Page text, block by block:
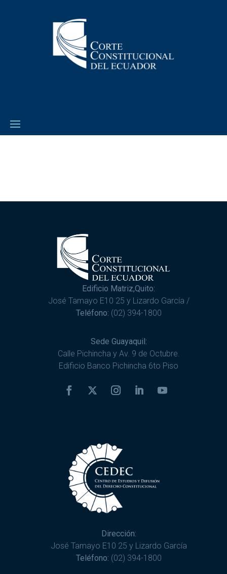
Edificio Matriz,Quito:
José Tamayo E10 25 y Lizardo García /
Teléfono: (02) 394-1800
Sede Guayaquil:
Calle Pichincha y Av. 9 de Octubre.
Edificio Banco Pichincha 6to Piso
Dirección:
José Tamayo E10 25 y Lizardo García
Teléfono: (02) 394-1800